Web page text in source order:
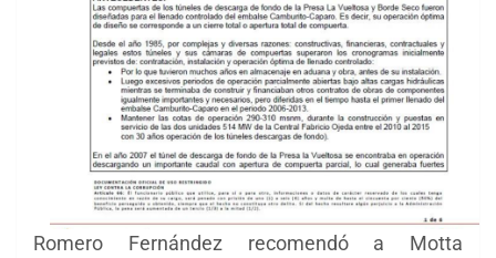
Romero Fernández recomendó a Motta